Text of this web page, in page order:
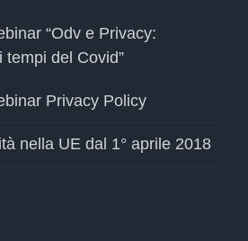
“Odv e Privacy:
del Covid”
Privacy Policy
nella UE dal 1° aprile 2018